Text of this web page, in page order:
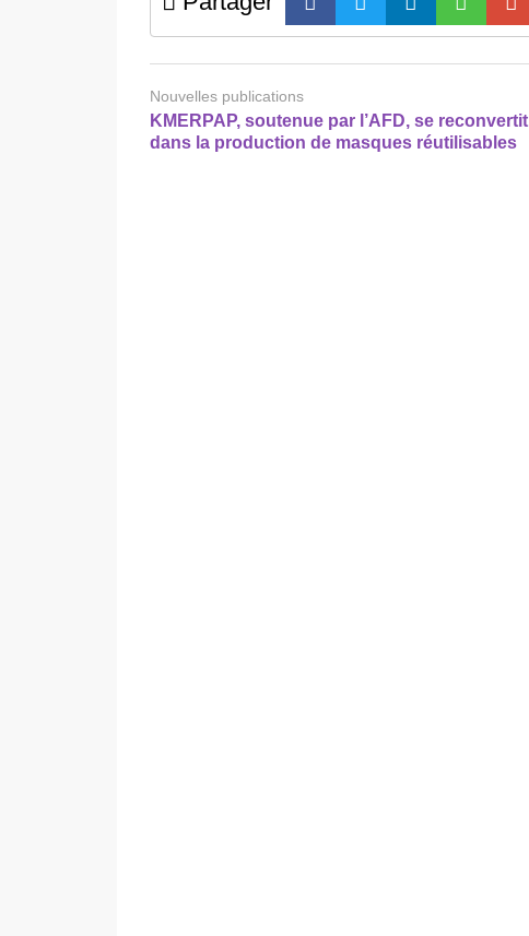
Nouvelles publications
KMERPAP, soutenue par l’AFD, se reconvertit
dans la production de masques réutilisables